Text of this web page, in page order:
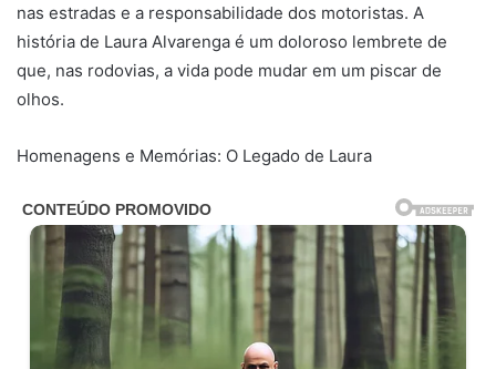
nas estradas e a responsabilidade dos motoristas. A
história de Laura Alvarenga é um doloroso lembrete de
que, nas rodovias, a vida pode mudar em um piscar de
olhos.
Homenagens e Memórias: O Legado de Laura